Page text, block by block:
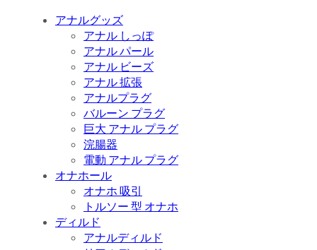
アナルグッズ
アナル しっぽ
アナル パール
アナル ビーズ
アナル 拡張
アナルプラグ
バルーン プラグ
巨大 アナル プラグ
浣腸器
電動 アナル プラグ
オナホール
オナホ 吸引
トルソー 型 オナホ
ディルド
アナルディルド